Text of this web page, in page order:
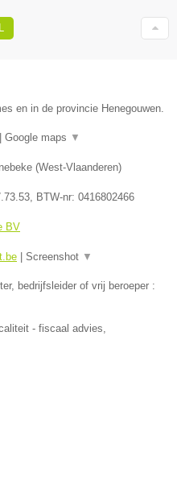
en in de provincie Henegouwen.
| Google maps ▼
(West-Vlaanderen)
, BTW-nr: 0416802466
BV
| Screenshot ▼
bedrijfsleider of vrij beroeper :
- fiscaal advies,